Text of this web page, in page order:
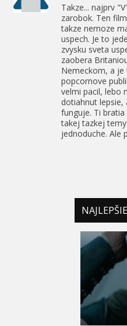
Takze... najprv
zarobok. Ten
takze nemoze
uspech. Je to
zvysku sveta
zaobera
Nemeckom, a je
popcornove
velmi pacil, lebo
dotiahnut
funguje. Ti
takej tazkej
jednoduche. Ale